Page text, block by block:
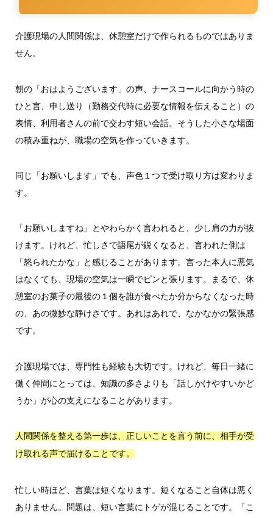
介護現場の人間関係は、休憩室だけで作られるものではありま
せん。
朝の「おはようございます」の声、ナースコールに向かう時の
ひと言、申し送り（勤務交代時に必要な情報を伝えること）の
表情、利用者さんの前で交わす短い会話。そうした小さな場面
の積み重ねが、職場の空気を作っていきます。
同じ「お願いします」でも、声色１つで受け取り方は変わりま
す。
「お願いしますね」とやわらかく言われると、少し肩の力が抜
けます。けれど、忙しさで語尾が鋭くなると、言われた側は
「怒られたかな」と感じることがあります。言った本人に悪気
はなくても、現場の空気は一瞬でピンと張ります。まるで、休
憩室のお菓子の最後の１個を誰が食べたか分からなくなった時
の、あの微妙な静けさです。あれはあれで、なかなかの緊張感
です。
介護現場では、専門性も経験も大切です。けれど、毎日一緒に
働く仲間にとっては、知識の多さよりも「話しかけやすいかど
うか」が心の支えになることがあります。
人間関係を整える第一歩は、正しいことを言う前に、相手が受
け取れる声で届けることです。
忙しい時ほど、言葉は短くなります。短くなること自体は悪く
ありません。問題は、短い言葉にトゲが混じることです。「こ